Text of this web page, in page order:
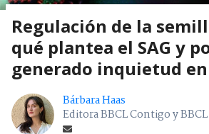
Regulación de la
qué plantea el SAG y
generado inquietud
Bárbara Haas
Editora BBCL Contigo y